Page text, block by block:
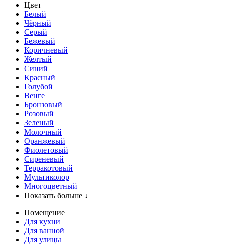
Цвет
Белый
Чёрный
Серый
Бежевый
Коричневый
Желтый
Синий
Красный
Голубой
Венге
Бронзовый
Розовый
Зеленый
Молочный
Оранжевый
Фиолетовый
Сиреневый
Терракотовый
Мультиколор
Многоцветный
Показать больше ↓
Помещение
Для кухни
Для ванной
Для улицы